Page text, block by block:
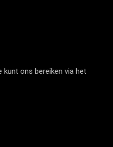
kunt ons bereiken via het